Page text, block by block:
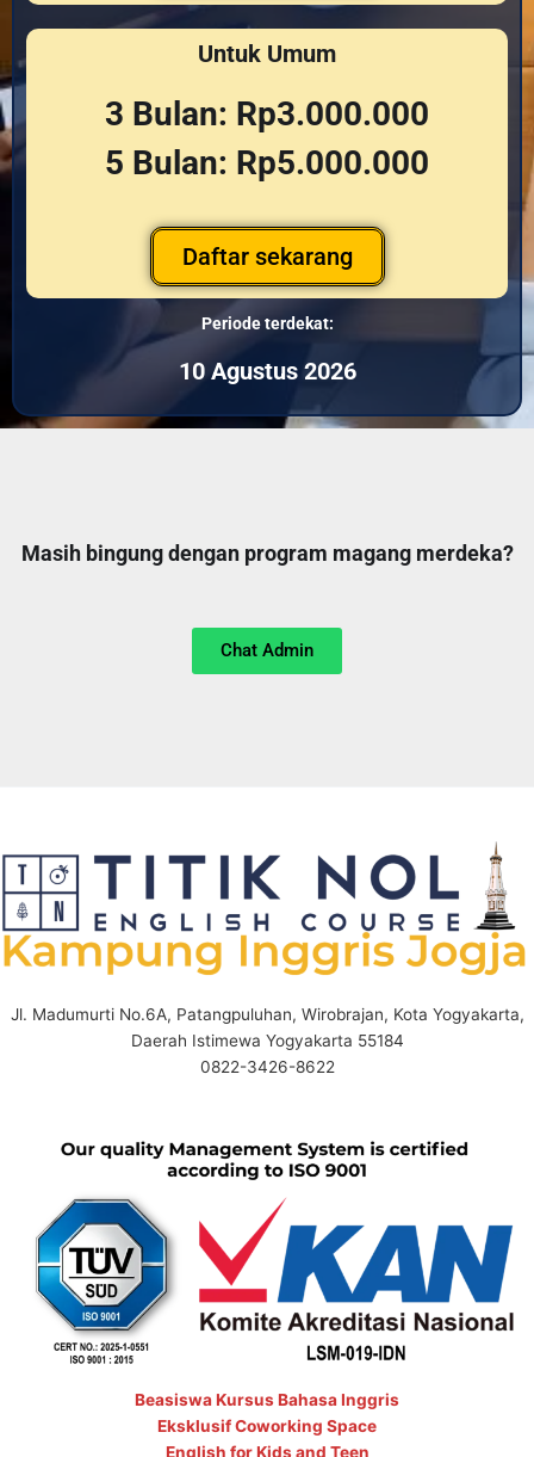
Untuk Umum
3 Bulan: Rp3.000.000
5 Bulan: Rp5.000.000
Daftar sekarang
Periode terdekat:
10 Agustus 2026
Masih bingung dengan program magang merdeka?
Chat Admin
Jl. Madumurti No.6A, Patangpuluhan, Wirobrajan, Kota Yogyakarta,
Daerah Istimewa Yogyakarta 55184
0822-3426-8622
Beasiswa Kursus Bahasa Inggris
Eksklusif Coworking Space
English for Kids and Teen